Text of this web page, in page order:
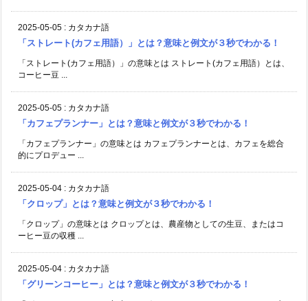
2025-05-05 : カタカナ語
「ストレート(カフェ用語）」とは？意味と例文が３秒でわかる！
「ストレート(カフェ用語）」の意味とは ストレート(カフェ用語）とは、
コーヒー豆 ...
2025-05-05 : カタカナ語
「カフェプランナー」とは？意味と例文が３秒でわかる！
「カフェプランナー」の意味とは カフェプランナーとは、カフェを総合
的にプロデュー ...
2025-05-04 : カタカナ語
「クロップ」とは？意味と例文が３秒でわかる！
「クロップ」の意味とは クロップとは、農産物としての生豆、またはコ
ーヒー豆の収穫 ...
2025-05-04 : カタカナ語
「グリーンコーヒー」とは？意味と例文が３秒でわかる！